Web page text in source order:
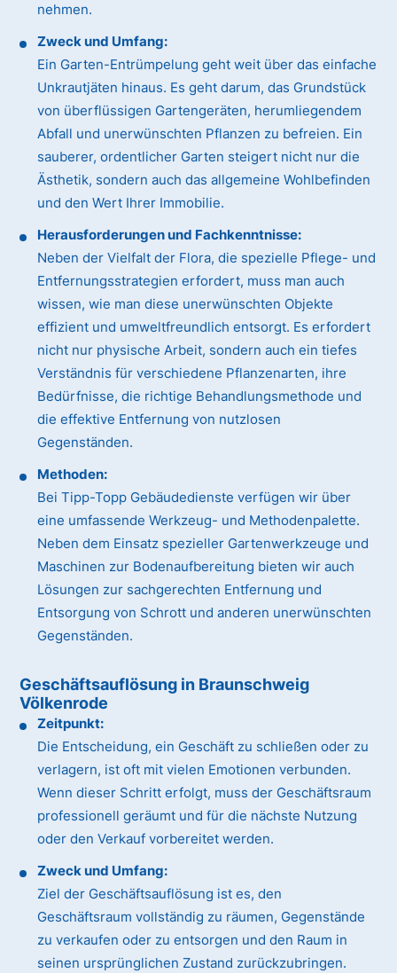
nehmen.
Zweck und Umfang:
Ein Garten-Entrümpelung geht weit über das einfache
Unkrautjäten hinaus. Es geht darum, das Grundstück
von überflüssigen Gartengeräten, herumliegendem
Abfall und unerwünschten Pflanzen zu befreien. Ein
sauberer, ordentlicher Garten steigert nicht nur die
Ästhetik, sondern auch das allgemeine Wohlbefinden
und den Wert Ihrer Immobilie.
Herausforderungen und Fachkenntnisse:
Neben der Vielfalt der Flora, die spezielle Pflege- und
Entfernungsstrategien erfordert, muss man auch
wissen, wie man diese unerwünschten Objekte
effizient und umweltfreundlich entsorgt. Es erfordert
nicht nur physische Arbeit, sondern auch ein tiefes
Verständnis für verschiedene Pflanzenarten, ihre
Bedürfnisse, die richtige Behandlungsmethode und
die effektive Entfernung von nutzlosen
Gegenständen.
Methoden:
Bei Tipp-Topp Gebäudedienste verfügen wir über
eine umfassende Werkzeug- und Methodenpalette.
Neben dem Einsatz spezieller Gartenwerkzeuge und
Maschinen zur Bodenaufbereitung bieten wir auch
Lösungen zur sachgerechten Entfernung und
Entsorgung von Schrott und anderen unerwünschten
Gegenständen.
Geschäftsauflösung in Braunschweig
Völkenrode
Zeitpunkt:
Die Entscheidung, ein Geschäft zu schließen oder zu
verlagern, ist oft mit vielen Emotionen verbunden.
Wenn dieser Schritt erfolgt, muss der Geschäftsraum
professionell geräumt und für die nächste Nutzung
oder den Verkauf vorbereitet werden.
Zweck und Umfang:
Ziel der Geschäftsauflösung ist es, den
Geschäftsraum vollständig zu räumen, Gegenstände
zu verkaufen oder zu entsorgen und den Raum in
seinen ursprünglichen Zustand zurückzubringen.